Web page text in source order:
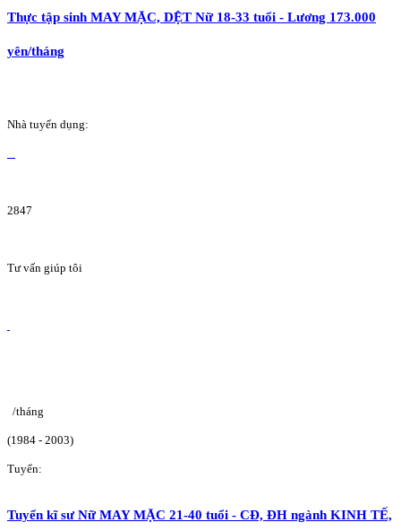
Thực tập sinh MAY MẶC, DỆT Nữ 18-33 tuổi - Lương 173.000
yên/tháng
Nhà tuyển dụng:
2847
Tư vấn giúp tôi
/tháng
(1984 - 2003)
Tuyển:
Tuyển kĩ sư Nữ MAY MẶC 21-40 tuổi - CĐ, ĐH ngành KINH TẾ,